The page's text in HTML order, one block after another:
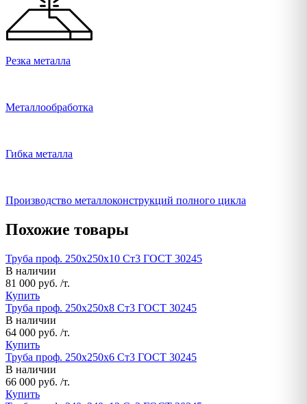
Резка металла
Металлообработка
Гибка металла
Производство металлоконструкций полного цикла
Похожие товары
Труба проф. 250х250х10 Ст3 ГОСТ 30245
В наличии
81 000 руб. /т.
Купить
Труба проф. 250х250х8 Ст3 ГОСТ 30245
В наличии
64 000 руб. /т.
Купить
Труба проф. 250х250х6 Ст3 ГОСТ 30245
В наличии
66 000 руб. /т.
Купить